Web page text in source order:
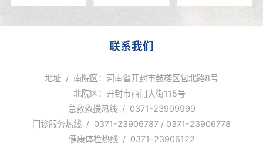
联系我们
地址 / 南院区：河南省开封市鼓楼区包北路8号
北院区：开封市西门大街115号
急救救援热线 / 0371-23999999
门诊服务热线 / 0371-23906787 / 0371-23906778
健康体检热线 / 0371-23906122